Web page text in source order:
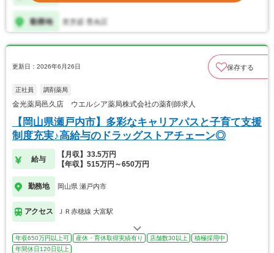
更新日：2026年6月26日 保存する
正社員 調剤薬局
金光薬局邑久店 ウエルシア薬局株式会社の薬剤師求人
【岡山県瀬戸内市】多彩なキャリアパスと子育て支援
制度充実♪高給与のドラッグストアチェーン◎
給与
【月収】33.5万円
【年収】515万円～650万円
勤務地 岡山県 瀬戸内市
アクセス ＪＲ赤穂線 大富駅
年収650万円以上可 産休・育休取得実績有り 店舗数30以上
積極採用中
年間休日120日以上